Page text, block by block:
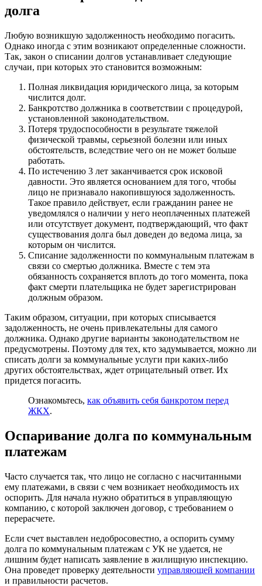
долга
Любую возникшую задолженность необходимо погасить.
Однако иногда с этим возникают определенные сложности.
Так, закон о списании долгов устанавливает следующие
случаи, при которых это становится возможным:
Полная ликвидация юридического лица, за которым
числится долг.
Банкротство должника в соответствии с процедурой,
установленной законодательством.
Потеря трудоспособности в результате тяжелой
физической травмы, серьезной болезни или иных
обстоятельств, вследствие чего он не может больше
работать.
По истечению 3 лет заканчивается срок исковой
давности. Это является основанием для того, чтобы
лицо не признавало накопившуюся задолженность.
Такое правило действует, если гражданин ранее не
уведомлялся о наличии у него неоплаченных платежей
или отсутствует документ, подтверждающий, что факт
существования долга был доведен до ведома лица, за
которым он числится.
Списание задолженности по коммунальным платежам в
связи со смертью должника. Вместе с тем эта
обязанность сохраняется вплоть до того момента, пока
факт смерти плательщика не будет зарегистрирован
должным образом.
Таким образом, ситуации, при которых списывается
задолженность, не очень привлекательны для самого
должника. Однако другие варианты законодательством не
предусмотрены. Поэтому для тех, кто задумывается, можно ли
списать долги за коммунальные услуги при каких-либо
других обстоятельствах, ждет отрицательный ответ. Их
придется погасить.
Ознакомьтесь, как объявить себя банкротом перед
ЖКХ.
Оспаривание долга по коммунальным
платежам
Часто случается так, что лицо не согласно с насчитанными
ему платежами, в связи с чем возникает необходимость их
оспорить. Для начала нужно обратиться в управляющую
компанию, с которой заключен договор, с требованием о
перерасчете.
Если счет выставлен недобросовестно, а оспорить сумму
долга по коммунальным платежам с УК не удается, не
лишним будет написать заявление в жилищную инспекцию.
Она проведет проверку деятельности управляющей компании
и правильности расчетов.